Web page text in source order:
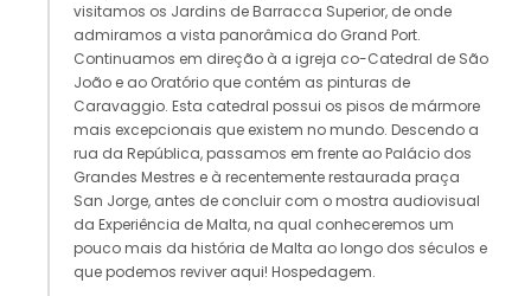
visitamos os Jardins de Barracca Superior, de onde
admiramos a vista panorâmica do Grand Port.
Continuamos em direção à a igreja co-Catedral de São
João e ao Oratório que contém as pinturas de
Caravaggio. Esta catedral possui os pisos de mármore
mais excepcionais que existem no mundo. Descendo a
rua da República, passamos em frente ao Palácio dos
Grandes Mestres e à recentemente restaurada praça
San Jorge, antes de concluir com o mostra audiovisual
da Experiência de Malta, na qual conheceremos um
pouco mais da história de Malta ao longo dos séculos e
que podemos reviver aqui! Hospedagem.